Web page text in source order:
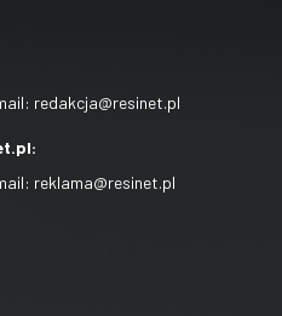
redakcja@resinet.pl
reklama@resinet.pl